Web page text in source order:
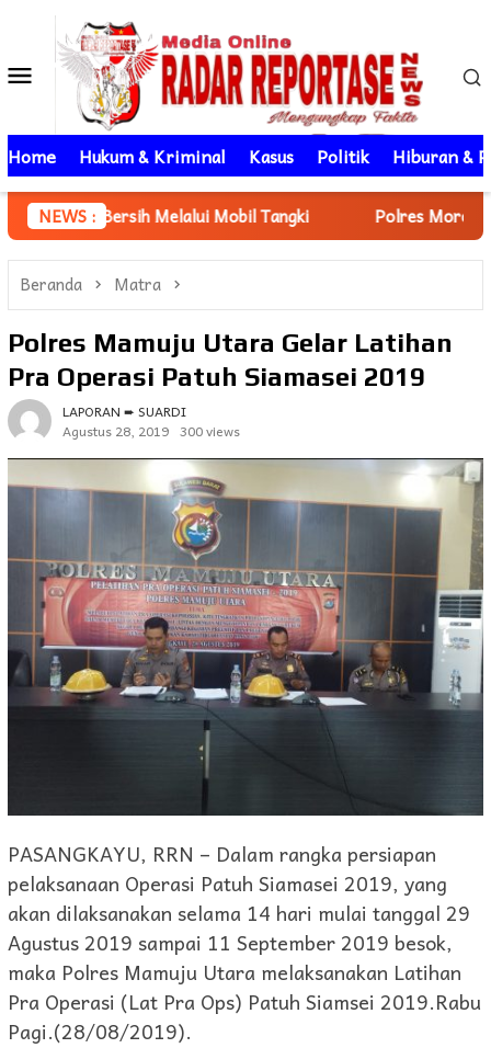
kontenMenu
Mobile
Home Hukum & Kriminal Kasus Politik Hiburan &
NEWS :
Melalui Mobil Tangki Polres Morowali Utara
Beranda Matra
Polres Mamuju Utara Gelar Latihan
Pra Operasi Patuh Siamasei 2019
LAPORAN ➨ SUARDI
Agustus 28, 2019 300 views
PASANGKAYU, RRN – Dalam rangka persiapan
pelaksanaan Operasi Patuh Siamasei 2019, yang
akan dilaksanakan selama 14 hari mulai tanggal 29
Agustus 2019 sampai 11 September 2019 besok,
maka Polres Mamuju Utara melaksanakan Latihan
Pra Operasi (Lat Pra Ops) Patuh Siamsei 2019.Rabu
Pagi.(28/08/2019).